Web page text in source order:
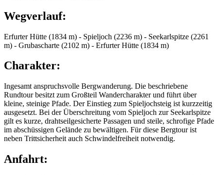
Wegverlauf:
Erfurter Hütte (1834 m) - Spieljoch (2236 m) - Seekarlspitze (2261
m) - Grubascharte (2102 m) - Erfurter Hütte (1834 m)
Charakter:
Ingesamt anspruchsvolle Bergwanderung. Die beschriebene
Rundtour besitzt zum Großteil Wandercharakter und führt über
kleine, steinige Pfade. Der Einstieg zum Spieljochsteig ist kurzzeitig
ausgesetzt. Bei der Überschreitung vom Spieljoch zur Seekarlspitze
gilt es kurze, drahtseilgesicherte Passagen und steile, schrofige Pfade
im abschüssigen Gelände zu bewältigen. Für diese Bergtour ist
neben Trittsicherheit auch Schwindelfreiheit notwendig.
Anfahrt: